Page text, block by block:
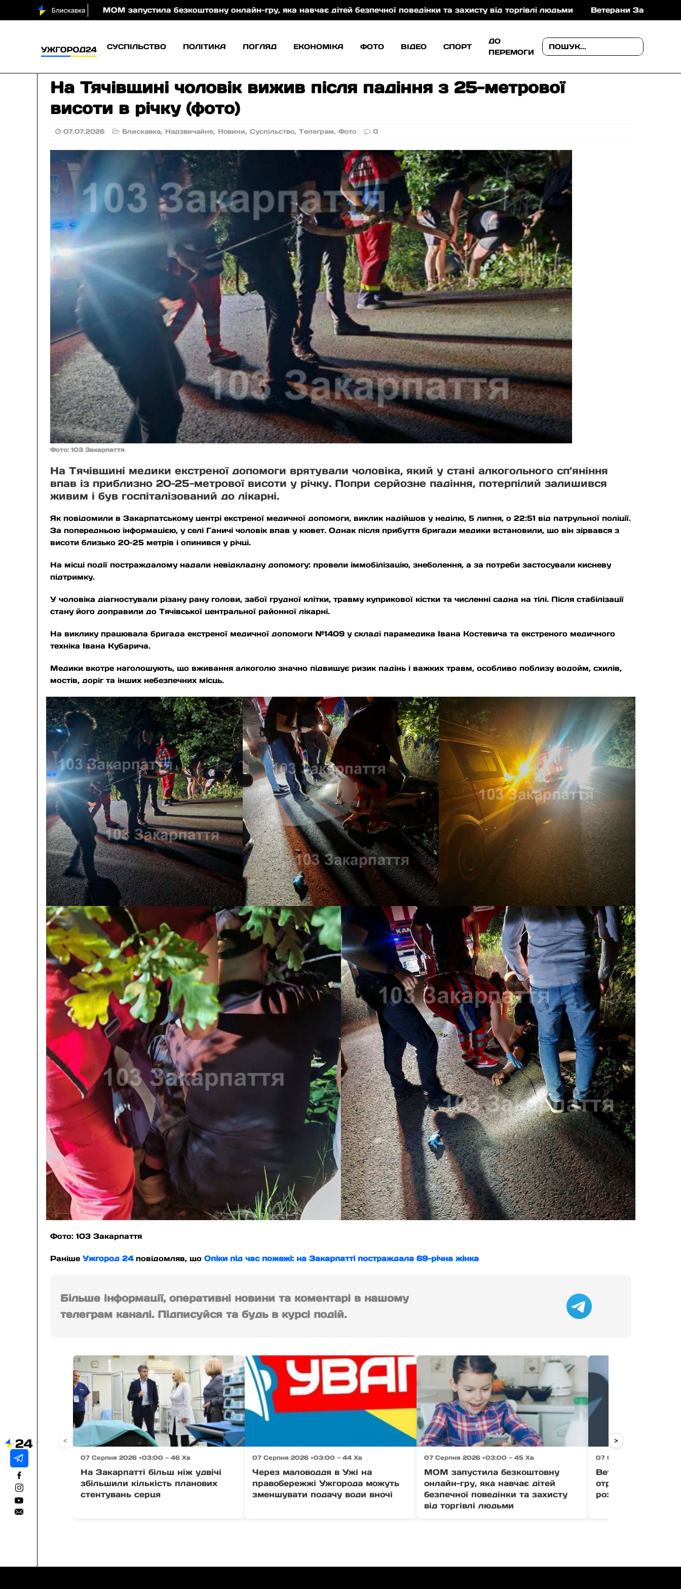
МОМ запустила безкоштовну онлайн-гру, яка навчає дітей безпечної поведінки та захисту від торгівлі людьми Ветерани Закарпаття можуть отримати
СУСПІЛЬСТВО ПОЛІТИКА ПОГЛЯД ЕКОНОМІКА ФОТО ВІДЕО СПОРТ
ДО
ПЕРЕМОГИ
На Тячівщині чоловік вижив після падіння з 25-метрової
висоти в річку (фото)
07.07.2026 Блискавка, Надзвичайне, Новини,Суспільство,Телеграм,Фото 0
Фото: 103 Закарпаття
На Тячівщині медики екстреної допомоги врятували чоловіка, який у стані алкогольного сп’яніння
впав із приблизно 20–25-метрової висоти у річку. Попри серйозне падіння, потерпілий залишився
живим і був госпіталізований до лікарні.
Як повідомили в Закарпатському центрі екстреної медичної допомоги, виклик надійшов у неділю, 5 липня, о 22:51 від патрульної поліції.
За попередньою інформацією, у селі Ганичі чоловік впав у кювет. Однак після прибуття бригади медики встановили, що він зірвався з
висоти близько 20–25 метрів і опинився у річці.
На місці події постраждалому надали невідкладну допомогу: провели іммобілізацію, знеболення, а за потреби застосували кисневу
підтримку.
У чоловіка діагностували різану рану голови, забої грудної клітки, травму куприкової кістки та численні садна на тілі. Після стабілізації
стану його доправили до Тячівської центральної районної лікарні.
На виклику працювала бригада екстреної медичної допомоги №1409 у складі парамедика Івана Костевича та екстреного медичного
техніка Івана Кубарича.
Медики вкотре наголошують, що вживання алкоголю значно підвищує ризик падінь і важких травм, особливо поблизу водойм, схилів,
мостів, доріг та інших небезпечних місць.
Фото: 103 Закарпаття
РанішеУжгород 24повідомляв, щоОпіки під час пожежі: на Закарпатті постраждала 69-річна жінка
Більше інформації, оперативні новини та коментарі в нашому
телеграм каналі. Підписуйся та будь в курсі подій.
07 Серпня 2026 +03:00 — 46 Хв
На Закарпатті більш ніж удвічі
збільшили кількість планових
стентувань серця
07 Серпня 2026 +03:00 — 44 Хв
Через маловоддя в Ужі на
правобережжі Ужгорода можуть
зменшувати подачу води вночі
07 Серпня 2026 +03:00 — 45 Хв
МОМ запустила безкоштовну
онлайн-гру, яка навчає дітей
безпечної поведінки та захисту
від торгівлі людьми
07 Серпня 2026 +03:00
Ветерани
отримати до 1 млн
розвиток бізнесу
< >